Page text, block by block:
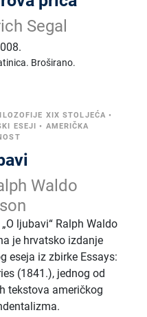
Segal
Broširano.
XIX STOLJEĆA •
ESEJI • AMERIČKA
Waldo
ljubavi“ Ralph Waldo
je hrvatsko izdanje
eseja iz zbirke Essays:
(1841.), jednog od
tekstova američkog